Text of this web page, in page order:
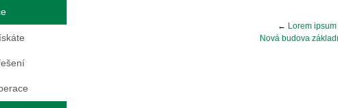
← Lorem
Nová budova